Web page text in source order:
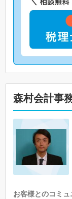
森村会計事
お客様とのコミュ